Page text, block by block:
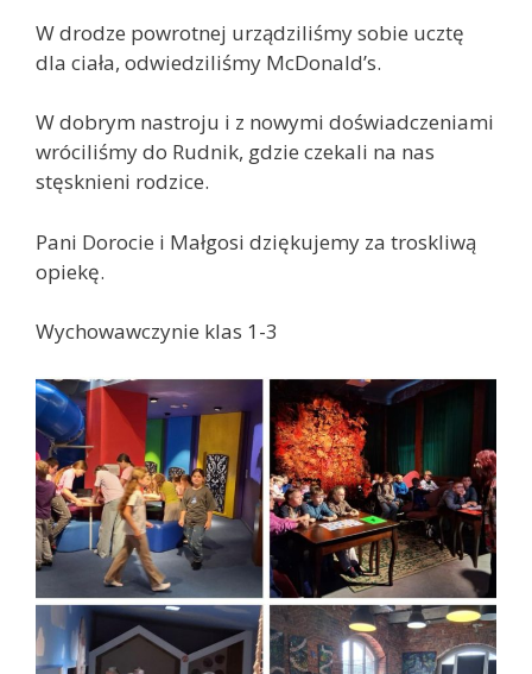
W drodze powrotnej urządziliśmy sobie ucztę
dla ciała, odwiedziliśmy McDonald’s.
W dobrym nastroju i z nowymi doświadczeniami
wróciliśmy do Rudnik, gdzie czekali na nas
stęsknieni rodzice.
Pani Dorocie i Małgosi dziękujemy za troskliwą
opiekę.
Wychowawczynie klas 1-3